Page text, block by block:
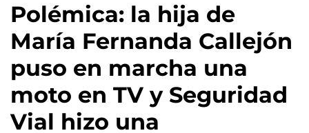
Polémica: la hija de
María Fernanda Callejón
puso en marcha una
moto en TV y Seguridad
Vial hizo una